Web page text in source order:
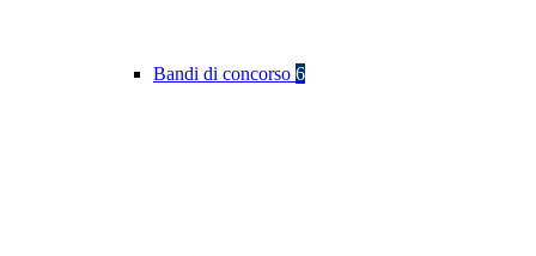
Bandi di concorso 6